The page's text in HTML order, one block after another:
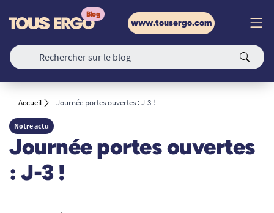
www.tousergo.com
Accueil Journée portes ouvertes : J-3 !
Notre actu
Journée portes ouvertes
: J-3 !